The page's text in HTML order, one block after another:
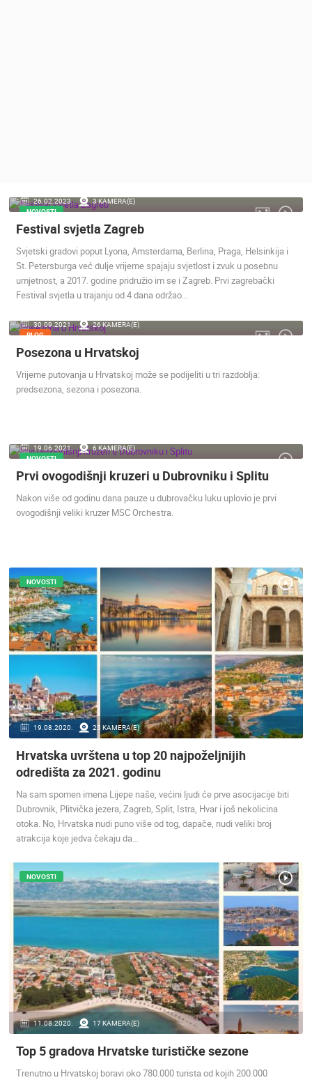
POLICY
BANERI
HRVATSKI
ENGLISH
NAJNOVIJE KAMERE
0 GLEDATELJ(A)
SENJ UŽIVO – PARK KNJIŽEVNIKA I VELEBITSKI KANAL
UŽIVO
HD - OKRETNE KAMERE GRADILIŠTA SKIJANJE I SNIJEG
PLAŽE MARINE I LUČICE ZOO
26.02.2023.
3 KAMERA(E)
NOVOSTI
Festival svjetla Zagreb
Svjetski gradovi poput Lyona, Amsterdama, Berlina, Praga, Helsinkija i
St. Petersburga već dulje vrijeme spajaju svjetlost i zvuk u posebnu
umjetnost, a 2017. godine pridružio im se i Zagreb. Prvi zagrebački
Festival svjetla u trajanju od 4 dana održao…
30.09.2021.
26 KAMERA(E)
BLOG
Posezona u Hrvatskoj
Vrijeme putovanja u Hrvatskoj može se podijeliti u tri razdoblja:
predsezona, sezona i posezona.
19.06.2021.
6 KAMERA(E)
NOVOSTI
Prvi ovogodišnji kruzeri u Dubrovniku i Splitu
Nakon više od godinu dana pauze u dubrovačku luku uplovio je prvi
ovogodišnji veliki kruzer MSC Orchestra.
19.08.2020. 25 KAMERA(E)
NOVOSTI
Hrvatska uvrštena u top 20 najpoželjnijih
odredišta za 2021. godinu
Na sam spomen imena Lijepe naše, većini ljudi će prve asocijacije biti
Dubrovnik, Plitvička jezera, Zagreb, Split, Istra, Hvar i još nekolicina
otoka. No, Hrvatska nudi puno više od tog, dapače, nudi veliki broj
atrakcija koje jedva čekaju da…
11.08.2020. 17 KAMERA(E)
NOVOSTI
Top 5 gradova Hrvatske turističke sezone
Trenutno u Hrvatskoj boravi oko 780.000 turista od kojih 200.000